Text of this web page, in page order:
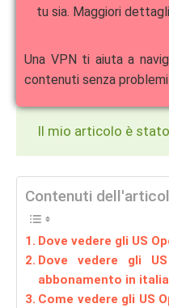
tu sia. Maggiori
Una VPN ti aiuta a
contenuti senza
Il mio articolo è
Contenuti
Dove vedere gli US
Dove vedere gli
abbonamento in
Come vedere gli US